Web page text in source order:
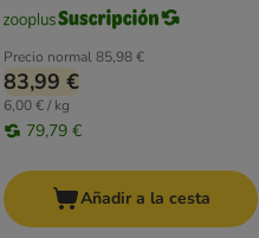
Precio normal85,98 €
83,99 €
6,00 € / kg
79,79 €
Añadir a la cesta